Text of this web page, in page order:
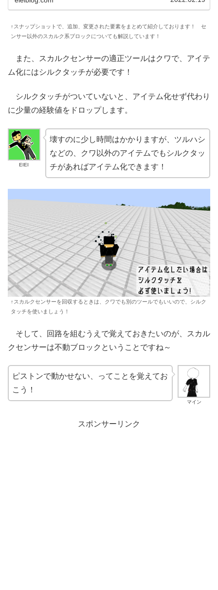
↑スナップショットで、追加、変更された要素をまとめて紹介しております！ セ
ンサー以外のスカルク系ブロックについても解説しています！
また、スカルクセンサーの適正ツールはクワで、アイテ
ム化にはシルクタッチが必要です！
シルクタッチがついていないと、アイテム化せず代わり
に少量の経験値をドロップします。
EIEI
壊すのに少し時間はかかりますが、ツルハシ
などの、クワ以外のアイテムでもシルクタッ
チがあればアイテム化できます！
↑スカルクセンサーを回収するときは、クワでも別のツールでもいいので、シルク
タッチを使いましょう！
そして、回路を組むうえで覚えておきたいのが、スカル
クセンサーは不動ブロックということですね～
マイン
ピストンで動かせない、ってことを覚えてお
こう！
スポンサーリンク